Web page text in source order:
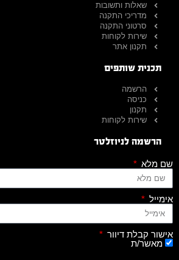
שאלות ותשובות
מדריכי התקנה
סרטוני התקנה
שירות לקוחות
תקנון אתר
תכנית שותפים
הרשמה
כניסה
תקנון
שירות לקוחות
הרשמה לניוזלטר
שם מלא
אימייל
אישור קבלת דיוור
מאשר/ת